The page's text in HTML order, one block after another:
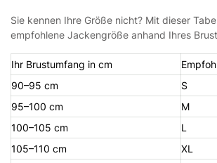
Sie kennen Ihre Größe nicht? Mit dieser
empfohlene Jackengröße anhand Ihres
Ihr Brustumfang in cm
90–95 cm
S
95–100 cm
M
100–105 cm
L
105–110 cm
XL